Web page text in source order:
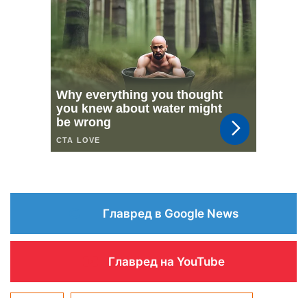
Главред в Google News
Главред на YouTube